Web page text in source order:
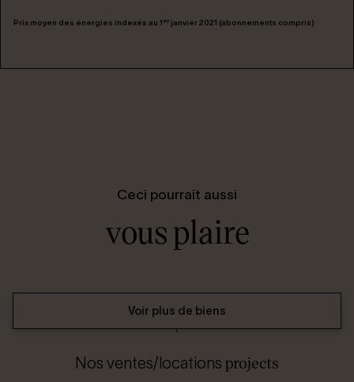
Prix moyen des énergies indexés au 1 er janvier 2021 (abonnements compris)
Ceci pourrait aussi
vous plaire
Voir plus de biens
Nos ventes/locations projects